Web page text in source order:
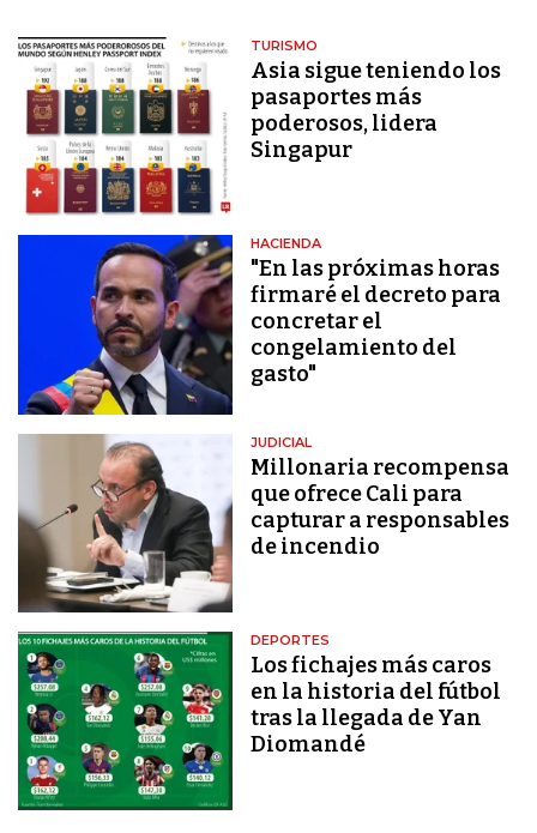
TURISMO
Asia sigue teniendo los
pasaportes más
poderosos, lidera
Singapur
HACIENDA
"En las próximas horas
firmaré el decreto para
concretar el
congelamiento del
gasto"
JUDICIAL
Millonaria recompensa
que ofrece Cali para
capturar a responsables
de incendio
DEPORTES
Los fichajes más caros
en la historia del fútbol
tras la llegada de Yan
Diomandé